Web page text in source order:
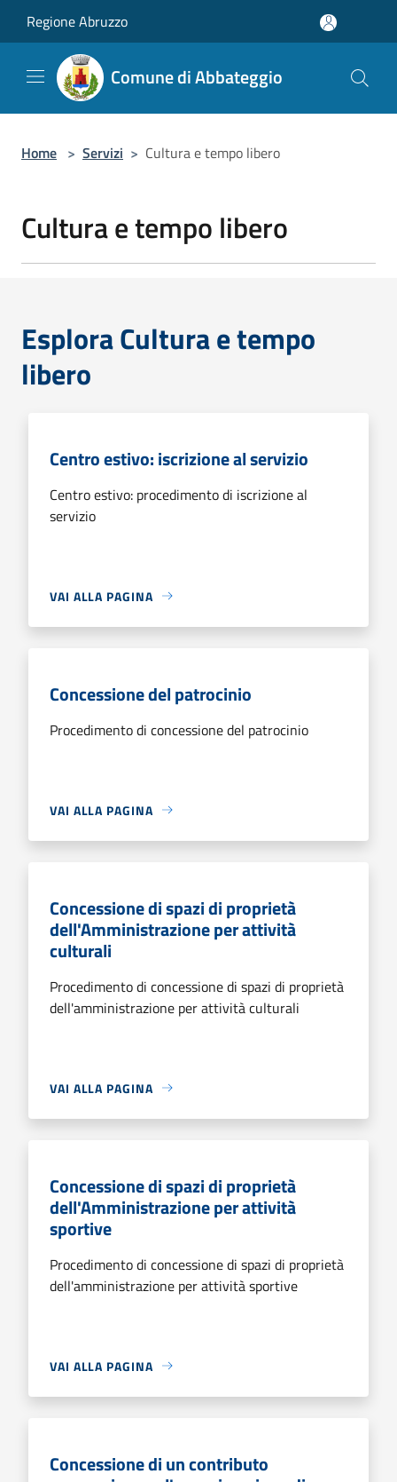
Regione Abruzzo
Comune di Abbateggio
Home > Servizi > Cultura e tempo libero
Cultura e tempo libero
Esplora Cultura e tempo
libero
Centro estivo: iscrizione al servizio
Centro estivo: procedimento di iscrizione al
servizio
VAI ALLA PAGINA
Concessione del patrocinio
Procedimento di concessione del patrocinio
VAI ALLA PAGINA
Concessione di spazi di proprietà
dell'Amministrazione per attività
culturali
Procedimento di concessione di spazi di proprietà
dell'amministrazione per attività culturali
VAI ALLA PAGINA
Concessione di spazi di proprietà
dell'Amministrazione per attività
sportive
Procedimento di concessione di spazi di proprietà
dell'amministrazione per attività sportive
VAI ALLA PAGINA
Concessione di un contributo